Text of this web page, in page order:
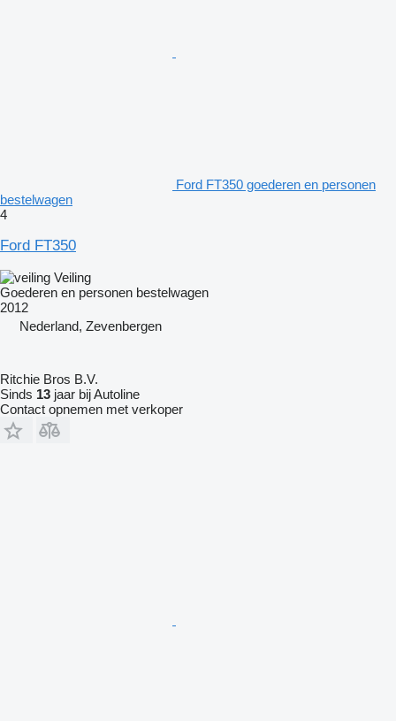
Ford FT350 goederen en personen
bestelwagen
4
Ford FT350
Veiling
Goederen en personen bestelwagen
2012
Nederland, Zevenbergen
Ritchie Bros B.V.
Sinds 13 jaar bij Autoline
Contact opnemen met verkoper